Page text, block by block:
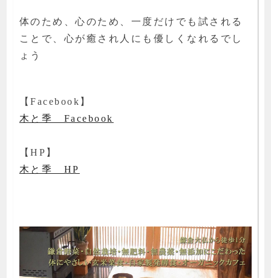
体のため、心のため、一度だけでも試される
ことで、心が癒され人にも優しくなれるでし
ょう
【Facebook】
木と季 Facebook
【HP】
木と季 HP